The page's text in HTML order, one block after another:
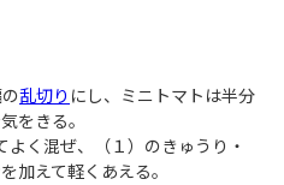
乱切り にし、ミニトマトは半分
をきる。
よく混ぜ、（１）のきゅうり・
加えて軽くあえる。